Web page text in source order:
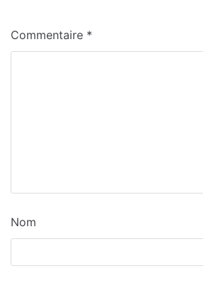
Commentaire *
Nom